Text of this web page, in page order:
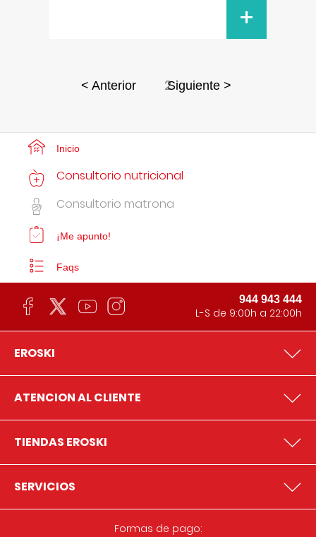
+
< Anterior 2Siguiente >
Inicio
Consultorio nutricional
Consultorio matrona
¡Me apunto!
Faqs
944 943 444
L-S de 9:00h a 22:00h
EROSKI
ATENCION AL CLIENTE
TIENDAS EROSKI
SERVICIOS
Formas de pago: